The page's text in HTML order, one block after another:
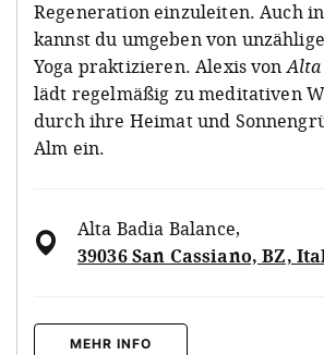
Regeneration einzuleiten. Auch
kannst du umgeben von
Yoga praktizieren. Alexis vonAlta
lädt regelmäßig zu meditativen
durch ihre Heimat und
Alm ein.
Alta Badia Balance,
39036 San Cassiano, BZ,
MEHR INFO